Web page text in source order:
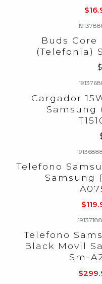
Buds Core
(Telefonia)
Cargador
Samsung
Agotado
Telefono
Samsung
Agotado
Telefono
Black Movil
Sm-